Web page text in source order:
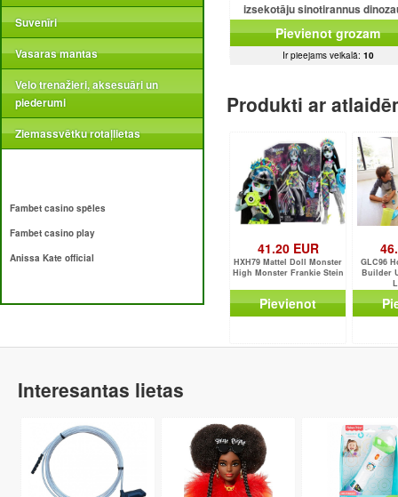
Suvenīri
Vasaras mantas
Velo trenažieri, aksesuāri un
piederumi
Ziemassvētku rotaļlietas
Fambet casino spēles
Fambet casino play
Anissa Kate official
izsekotāju sinotirannus
darbības figūra ar darbības
Pievienot grozam
Ir pieejams veikalā: 10
Produkti ar
41.20 EUR
HXH79 Mattel Doll Monster
High Monster Frankie Stein
Pievienot
GLC96
Builder
Interesantas lietas